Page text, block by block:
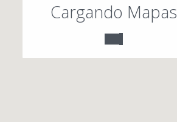
Cargando Mapas